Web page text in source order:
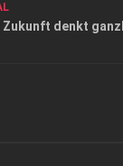
/ Ostsachsen
Zukunft denkt